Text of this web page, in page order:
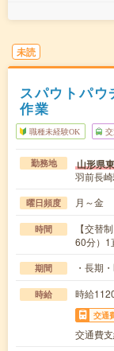
未読
スパウトパ
作業
職種未経験OK
勤務地 山形県
羽前長
曜日頻度 月～金
時間
【交替
60分）
期間 ・長期
時給 時給
交通
交通費支